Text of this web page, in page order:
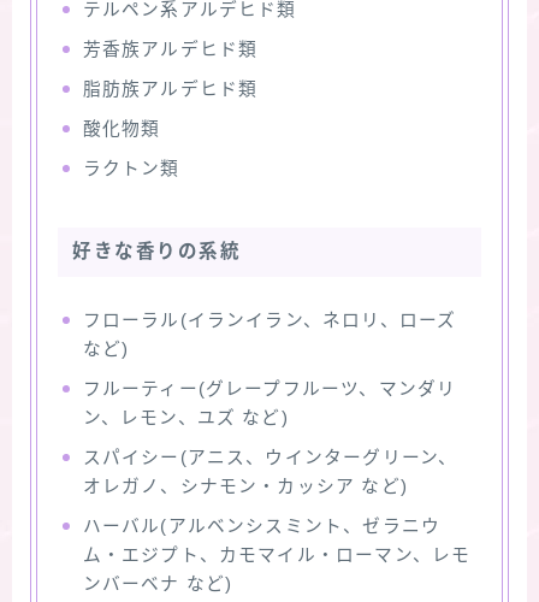
テルペン系アルデヒド類
芳香族アルデヒド類
脂肪族アルデヒド類
酸化物類
ラクトン類
好きな香りの系統
フローラル(イランイラン、ネロリ、ローズ
など)
フルーティー(グレープフルーツ、マンダリ
ン、レモン、ユズ など)
スパイシー(アニス、ウインターグリーン、
オレガノ、シナモン・カッシア など)
ハーバル(アルベンシスミント、ゼラニウ
ム・エジプト、カモマイル・ローマン、レモ
ンバーベナ など)